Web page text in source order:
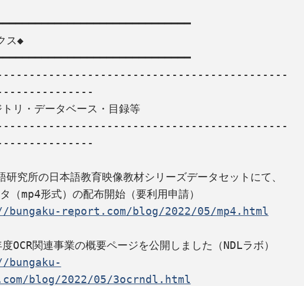
ス◆
リ・データベース・目録等
研究所の日本語教育映像教材シリーズデータセットにて、
report.com/blog/2022/05/mp4.html
blog/2022/05/3ocrndl.html